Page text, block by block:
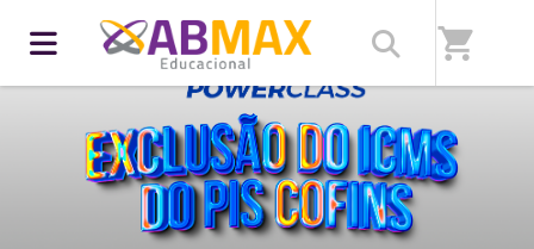
shopping_cart